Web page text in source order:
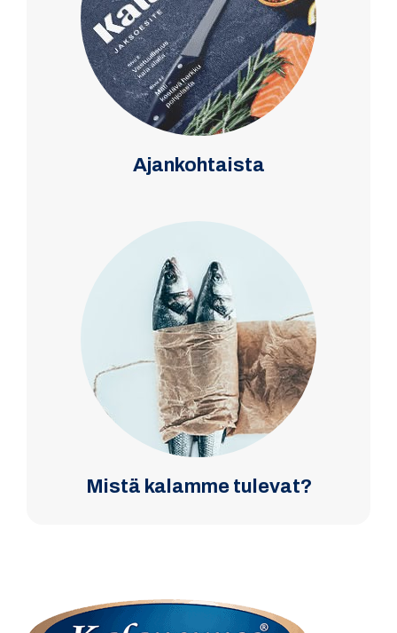
Ajankohtaista
Mistä kalamme tulevat?